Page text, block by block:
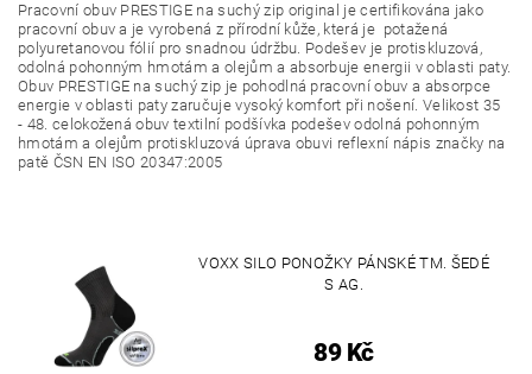
Pracovní obuv PRESTIGE na suchý zip original je certifikována jako
pracovní obuv a je vyrobená z přírodní kůže, která je potažená
polyuretanovou fólií pro snadnou údržbu. Podešev je protiskluzová,
odolná pohonným hmotám a olejům a absorbuje energii v oblasti paty.
Obuv PRESTIGE na suchý zip je pohodlná pracovní obuv a absorpce
energie v oblasti paty zaručuje vysoký komfort při nošení. Velikost 35
- 48. celokožená obuv textilní podšívka podešev odolná pohonným
hmotám a olejům protiskluzová úprava obuvi reflexní nápis značky na
patě ČSN EN ISO 20347:2005
VOXX SILO PONOŽKY PÁNSKÉ TM. ŠEDÉ
S AG.
89 Kč